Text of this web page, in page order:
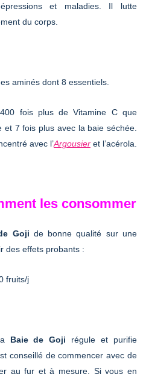
et maladies. Il lutte
du corps.
aminés dont 8 essentiels.
fois plus de Vitamine C que
et 7 fois plus avec la baie séchée.
avec l’Argousier et l’acérola.
les consommer
Goji de bonne qualité sur une
des effets probants :
fruits/j
Baie de Goji régule et purifie
conseillé de commencer avec de
au fur et à mesure. Si vous en